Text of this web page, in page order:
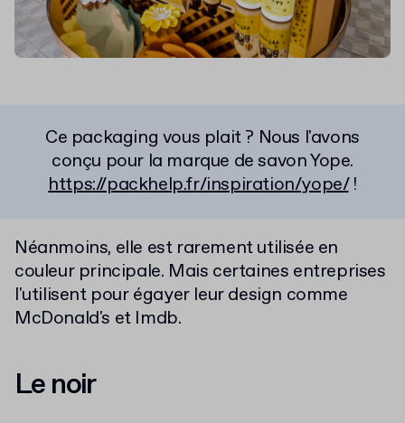
Ce packaging vous plait ? Nous l'avons
conçu pour la marque de savon Yope.
https://packhelp.fr/inspiration/yope/!
Néanmoins, elle est rarement utilisée en
couleur principale. Mais certaines entreprises
l'utilisent pour égayer leur design comme
McDonald's et Imdb.
Le noir